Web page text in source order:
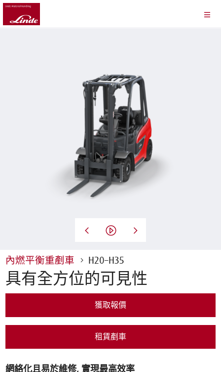
內燃平衡重剷車 H20–H35
具有全方位的可見性
獲取報價
租賃剷車
網絡化且易於維修, 實現最高效率